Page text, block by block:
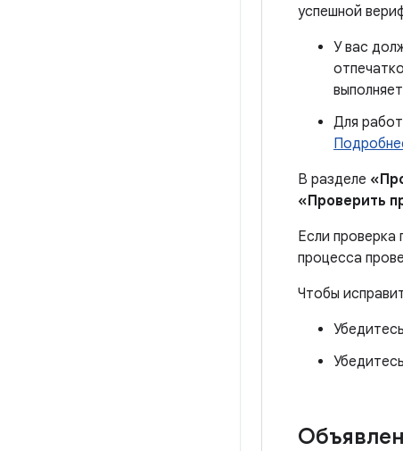
успешной
У вас
Для
В разделе
«Проверить
Если
процесса
Чтобы